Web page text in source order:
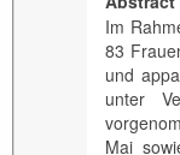
Im
83
und
unter
Mai